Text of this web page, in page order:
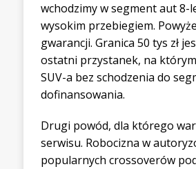
wchodzimy w segment aut 8-
wysokim przebiegiem.
gwarancji. Granica 50 tys zł
ostatni przystanek, na
SUV-a bez schodzenia do
dofinansowania.
Drugi powód, dla którego
serwisu. Robocizna w
popularnych crossoverów